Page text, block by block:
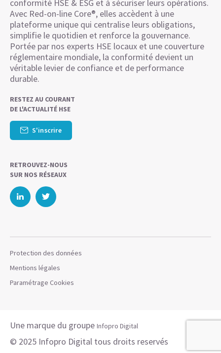
conformité HSE & ESG et à sécuriser leurs opérations.
Avec Red-on-line Core®, elles accèdent à une
plateforme unique qui centralise leurs obligations,
simplifie le quotidien et renforce la gouvernance.
Portée par nos experts HSE locaux et une couverture
réglementaire mondiale, la conformité devient un
véritable levier de confiance et de performance
durable.
RESTEZ AU COURANT
DE L'ACTUALITÉ HSE
S'inscrire
RETROUVEZ-NOUS
SUR NOS RÉSEAUX
Protection des données
Mentions légales
Paramétrage Cookies
Une marque du groupe Infopro Digital
© 2025 Infopro Digital tous droits reservés